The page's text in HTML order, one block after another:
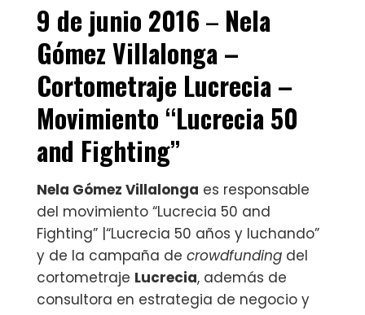
9 de junio 2016– Nela
Gómez Villalonga –
Cortometraje Lucrecia –
Movimiento “Lucrecia 50
and Fighting”
Nela Gómez Villalonga es responsable
del movimiento “Lucrecia 50 and
Fighting” |“Lucrecia 50 años y luchando”
y de la campaña de crowdfunding del
cortometraje Lucrecia, además de
consultora en estrategia de negocio y